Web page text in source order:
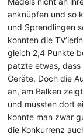
anknüpfen und so
und Sprendlingen
konnten die
gleich 2,4 Punkte
patzte etwas,
Geräte. Doch die
an, am Balken
und mussten dort
konnte man zwar
die Konkurrenz